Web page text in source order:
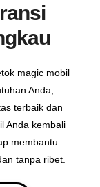
magic mobil
Anda,
terbaik dan
Anda kembali
membantu
tanpa ribet.